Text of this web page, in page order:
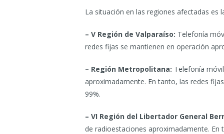
La situación en las regiones afectadas es
– V Región de Valparaíso: Telefonía
redes fijas se mantienen en operación
– Región Metropolitana: Telefonía
aproximadamente. En tanto, las redes
99%.
– VI Región del Libertador General
de radioestaciones aproximadamente.